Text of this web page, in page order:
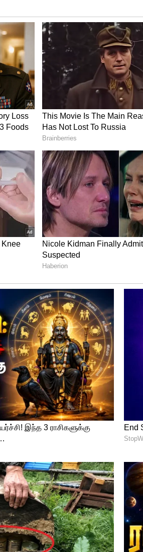
தலா இரண்டு முறை
அந்த 'A'
Vaibhav
பவுலர்களை
கட்டிய
சாதனைகள்
பவர் பிளே ரன்கள்..
ரன்கள் எடுத்த சாதனை
அவர் பவர் பிளேயில் (1 முதல்
முன்பு, டேவிட் வார்னர் பவர்
சரியாகப் பத்து
ல் வைபவ் வார்னரின் சாதனையை
அடித்ததற்கான
அடித்த சாதனையும் வைபவ்